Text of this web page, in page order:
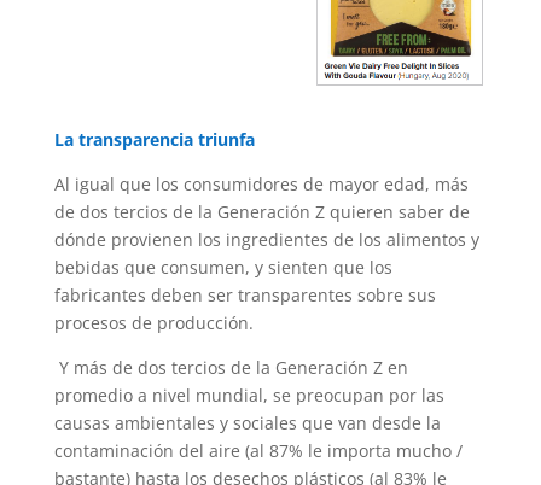
La transparencia triunfa
Al igual que los consumidores de mayor edad, más
de dos tercios de la Generación Z quieren saber de
dónde provienen los ingredientes de los alimentos y
bebidas que consumen, y sienten que los
fabricantes deben ser transparentes sobre sus
procesos de producción.
Y más de dos tercios de la Generación Z en
promedio a nivel mundial, se preocupan por las
causas ambientales y sociales que van desde la
contaminación del aire (al 87% le importa mucho /
bastante) hasta los desechos plásticos (al 83% le